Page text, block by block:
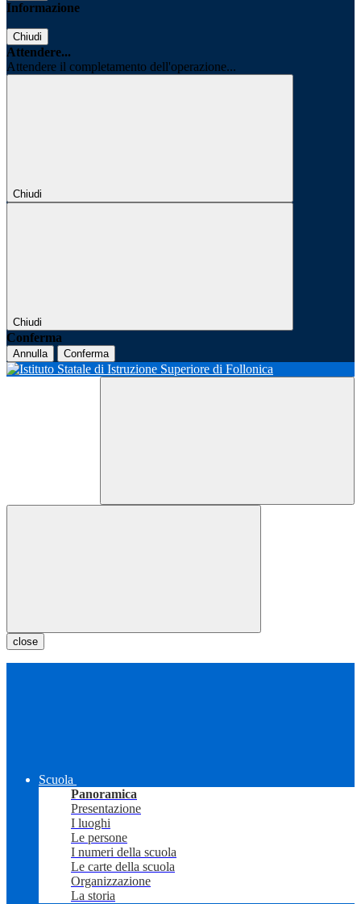
Informazione
Chiudi
Attendere...
Attendere il completamento dell'operazione...
Chiudi
Chiudi
Conferma
Annulla Conferma
close
Scuola
Panoramica
Presentazione
I luoghi
Le persone
I numeri della scuola
Le carte della scuola
Organizzazione
La storia